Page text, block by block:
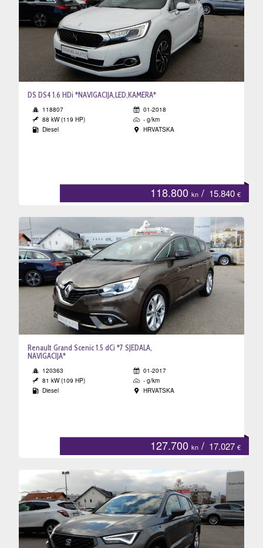
DS DS4 1.6 HDi *NAVIGACIJA,LED,KAMERA*
118807
01-2018
88 kW (119 HP)
- g/km
Diesel
HRVATSKA
118.800 kn / 15.840 €
Renault Grand Scenic 1.5 dCi *7 SJEDALA,
NAVIGACIJA*
120363
01-2017
81 kW (109 HP)
- g/km
Diesel
HRVATSKA
127.700 kn / 17.027 €